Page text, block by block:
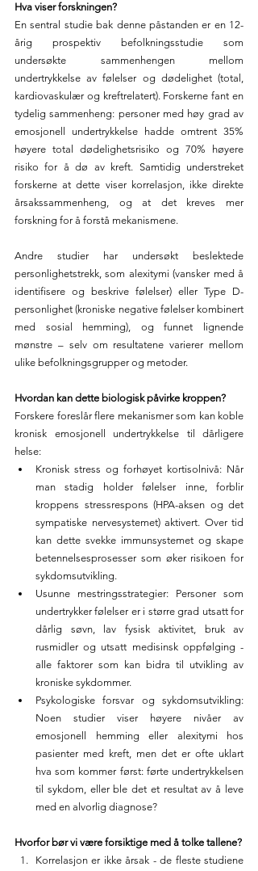
Hva viser forskningen?
En sentral studie bak denne påstanden er en 12-
årig prospektiv befolkningsstudie som
undersøkte sammenhengen mellom
undertrykkelse av følelser og dødelighet (total,
kardiovaskulær og kreftrelatert). Forskerne fant en
tydelig sammenheng: personer med høy grad av
emosjonell undertrykkelse hadde omtrent 35%
høyere total dødelighetsrisiko og 70% høyere
risiko for å dø av kreft. Samtidig understreket
forskerne at dette viser korrelasjon, ikke direkte
årsakssammenheng, og at det kreves mer
forskning for å forstå mekanismene.
Andre studier har undersøkt beslektede
personlighetstrekk, som alexitymi (vansker med å
identifisere og beskrive følelser) eller Type D-
personlighet (kroniske negative følelser kombinert
med sosial hemming), og funnet lignende
mønstre – selv om resultatene varierer mellom
ulike befolkningsgrupper og metoder.
Hvordan kan dette biologisk påvirke kroppen?
Forskere foreslår flere mekanismer som kan koble
kronisk emosjonell undertrykkelse til dårligere
helse:
Kronisk stress og forhøyet kortisolnivå: Når
man stadig holder følelser inne, forblir
kroppens stressrespons (HPA-aksen og det
sympatiske nervesystemet) aktivert. Over tid
kan dette svekke immunsystemet og skape
betennelsesprosesser som øker risikoen for
sykdomsutvikling.
Usunne mestringsstrategier: Personer som
undertrykker følelser er i større grad utsatt for
dårlig søvn, lav fysisk aktivitet, bruk av
rusmidler og utsatt medisinsk oppfølging -
alle faktorer som kan bidra til utvikling av
kroniske sykdommer.
Psykologiske forsvar og sykdomsutvikling:
Noen studier viser høyere nivåer av
emosjonell hemming eller alexitymi hos
pasienter med kreft, men det er ofte uklart
hva som kommer først: førte undertrykkelsen
til sykdom, eller ble det et resultat av å leve
med en alvorlig diagnose?
Hvorfor bør vi være forsiktige med å tolke tallene?
Korrelasjon er ikke årsak - de fleste studiene